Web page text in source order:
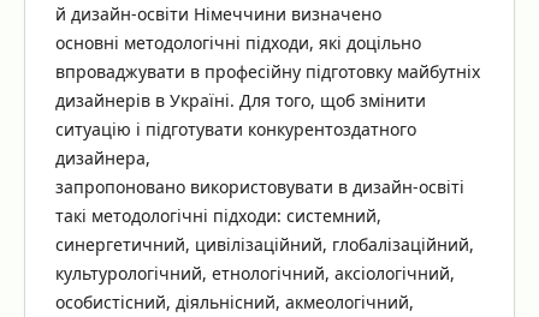
й дизайн-освіти Німеччини визначено
основні методологічні підходи, які доцільно
впроваджувати в професійну підготовку майбутніх
дизайнерів в Україні. Для того, щоб змінити
ситуацію і підготувати конкурентоздатного
дизайнера,
запропоновано використовувати в дизайн-освіті
такі методологічні підходи: системний,
синергетичний, цивілізаційний, глобалізаційний,
культурологічний, етнологічний, аксіологічний,
особистісний, діяльнісний, акмеологічний,